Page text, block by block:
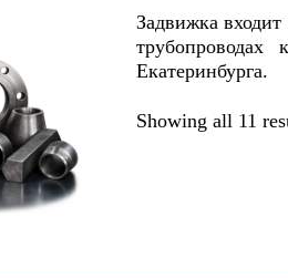
Задвижка
Екатеринбурга.
Showing all 11